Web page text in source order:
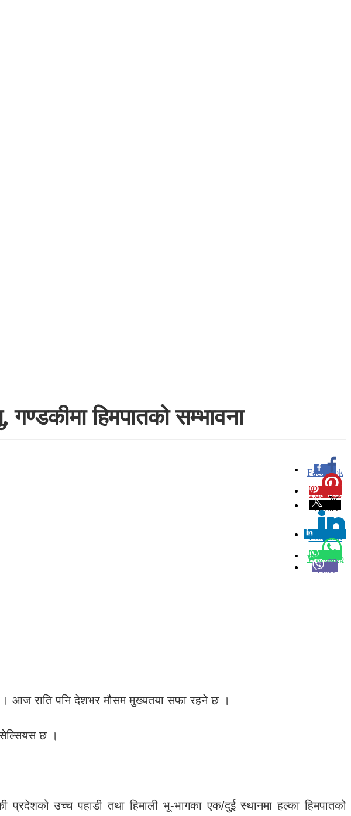
गण्डकीमा हिमपातको सम्भावना
Facebook
0
Pinterest
Twitter
Linkedin
0
Whatsapp
Viber
। आज राति पनि देशभर मौसम मुख्यतया सफा रहने छ ।
छ ।
उच्च पहाडी तथा हिमाली भू-भागका एक/दुई स्थानमा हल्का हिमपातको